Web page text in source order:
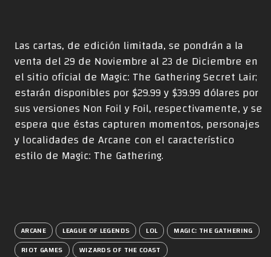
Las cartas, de edición limitada, se pondrán a la
venta del 29 de Noviembre al 23 de Diciembre en
el sitio oficial de Magic: The Gathering Secret Lair;
estarán disponibles por $29.99 y $39.99 dólares por
sus versiones Non Foil y Foil, respectivamente, y se
espera que éstas capturen momentos, personajes
y localidades de Arcane con el característico
estilo de Magic: The Gathering.
ARCANE LEAGUE OF LEGENDS LOL
MAGIC: THE GATHERING
RIOT GAMES
WIZARDS OF THE COAST